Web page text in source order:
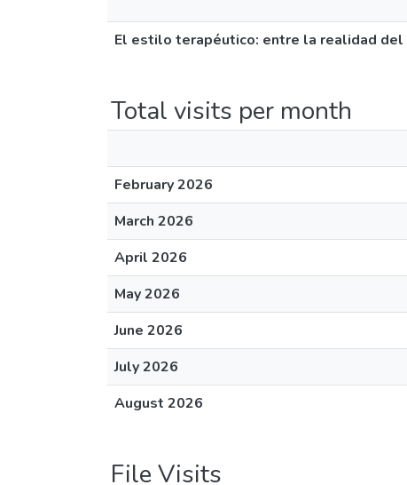
El estilo terapéutico: entre la realidad del
Total visits per month
February 2026
March 2026
April 2026
May 2026
June 2026
July 2026
August 2026
File Visits